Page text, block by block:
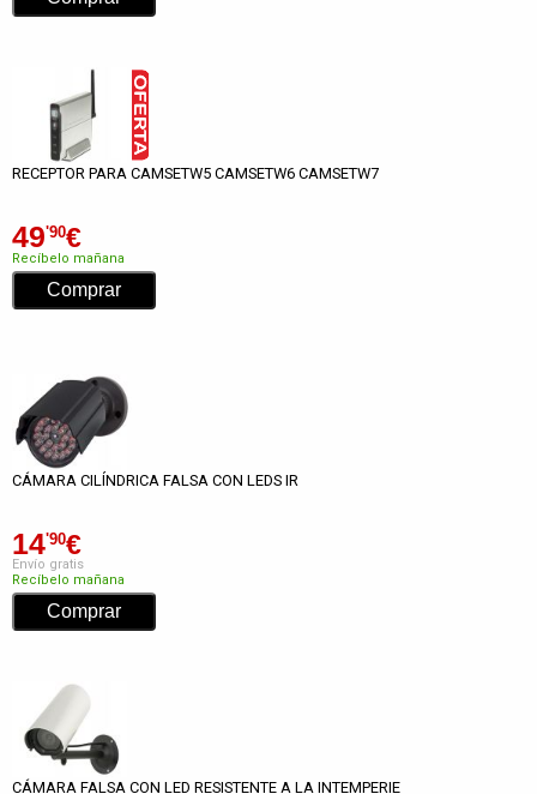
RECEPTOR PARA CAMSETW5 CAMSETW6 CAMSETW7
49'90€
Recíbelo mañana
CÁMARA CILÍNDRICA FALSA CON LEDS IR
14'90€
Envío gratis
Recíbelo mañana
CÁMARA FALSA CON LED RESISTENTE A LA INTEMPERIE